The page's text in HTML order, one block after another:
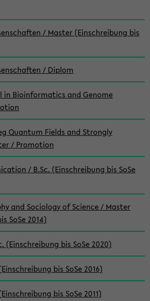
/ Master (Einschreibung bis
/ Diplom
in Bioinformatics and Genome
Quantum Fields and Strongly
/ Promotion
/ B.Sc. (Einschreibung bis SoSe
and Sociology of Science / Master
SoSe 2014)
(Einschreibung bis SoSe 2020)
bis SoSe 2016)
bis SoSe 2011)